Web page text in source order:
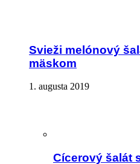
Svieži melónový
mäskom
1. augusta 2019
Cícerový šalát